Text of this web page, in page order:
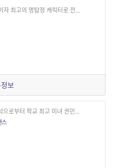
자 최고의 명탐정 캐릭터로 전...
보
로부터 학교 최고 미녀 권민...
스